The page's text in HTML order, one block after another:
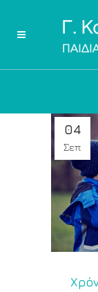
04
Σεπ